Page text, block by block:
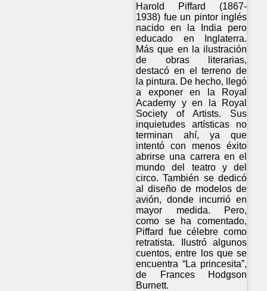
Harold Piffard (1867-
1938) fue un pintor inglés
nacido en la India pero
educado en Inglaterra.
Más que en la ilustración
de obras literarias,
destacó en el terreno de
la pintura. De hecho, llegó
a exponer en la Royal
Academy y en la Royal
Society of Artists. Sus
inquietudes artísticas no
terminan ahí, ya que
intentó con menos éxito
abrirse una carrera en el
mundo del teatro y del
circo. También se dedicó
al diseño de modelos de
avión, donde incurrió en
mayor medida. Pero,
como se ha comentado,
Piffard fue célebre como
retratista. Ilustró algunos
cuentos, entre los que se
encuentra “La princesita”,
de Frances Hodgson
Burnett.